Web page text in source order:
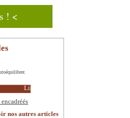
! <
Lire la suite
nos autres articles